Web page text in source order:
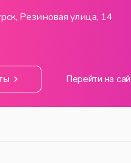
Резиновая улица, 14
Перейти на